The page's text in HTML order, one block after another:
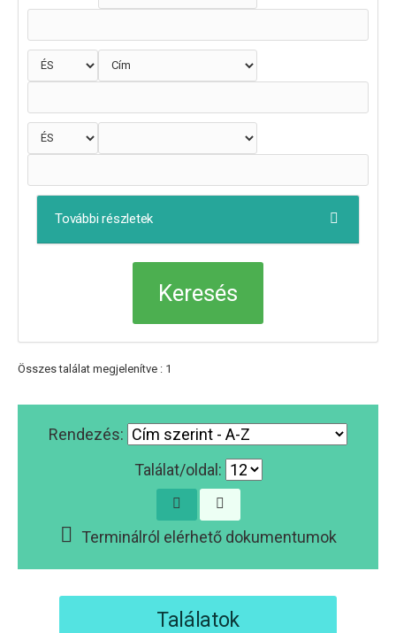
További részletek
Összes találat megjelenítve : 1
Rendezés:
Találat/oldal:
Terminálról elérhető dokumentumok
Találatok